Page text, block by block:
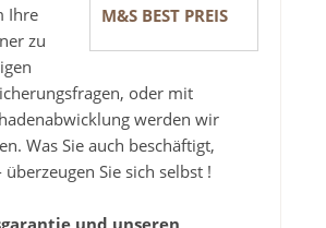
M&S BEST PREIS
Ihre
zu
oder mit
werden wir
Was Sie auch beschäftigt,
Sie sich selbst !
und unseren